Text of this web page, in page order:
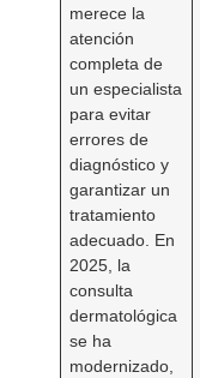
merece la
atención
completa de
un especialista
para evitar
errores de
diagnóstico y
garantizar un
tratamiento
adecuado. En
2025, la
consulta
dermatológica
se ha
modernizado,